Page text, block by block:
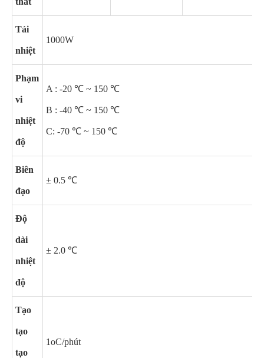
Tải
nhiệt
1000W
Phạm
vi
nhiệt
độ
A : -20 ℃ ~ 150 ℃
B : -40 ℃ ~ 150 ℃
C: -70 ℃ ~ 150 ℃
Biên
đạo
± 0.5 ℃
Độ
dài
nhiệt
độ
± 2.0 ℃
Tạo
tạo
tạo
1oC/phút